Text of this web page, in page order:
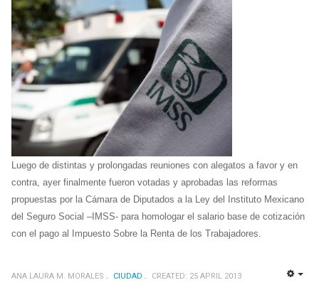
Luego de distintas y prolongadas reuniones con alegatos a favor y en
contra, ayer finalmente fueron votadas y aprobadas las reformas
propuestas por la Cámara de Diputados a la Ley del Instituto Mexicano
del Seguro Social –IMSS- para homologar el salario base de cotización
con el pago al Impuesto Sobre la Renta de los Trabajadores.
ANA LAURA M. MORALES CIUDAD CREATED: 25 APRIL 2013